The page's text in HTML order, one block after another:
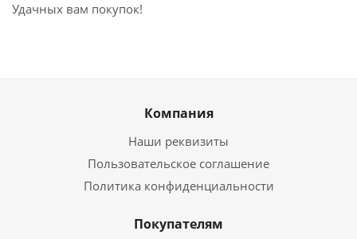
Удачных вам покупок!
Компания
Наши реквизиты
Пользовательское соглашение
Политика конфиденциальности
Покупателям